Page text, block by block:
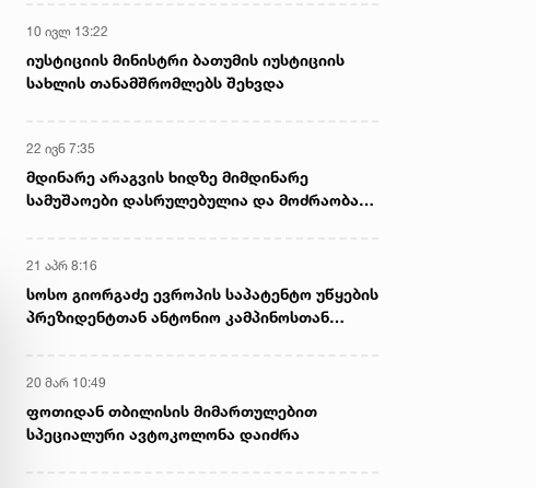
10 ივლ 13:22
იუსტიციის მინისტრი ბათუმის იუსტიციის
სახლის თანამშრომლებს შეხვდა
22 ივნ 7:35
მდინარე არაგვის ხიდზე მიმდინარე
სამუშაოები დასრულებულია და მოძრაობა
21 აპრ 8:16
სოსო გიორგაძე ევროპის საპატენტო უწყების
პრეზიდენტთან ანტონიო კამპინოსთან
20 მარ 10:49
ფოთიდან თბილისის მიმართულებით
სპეციალური ავტოკოლონა დაიძრა